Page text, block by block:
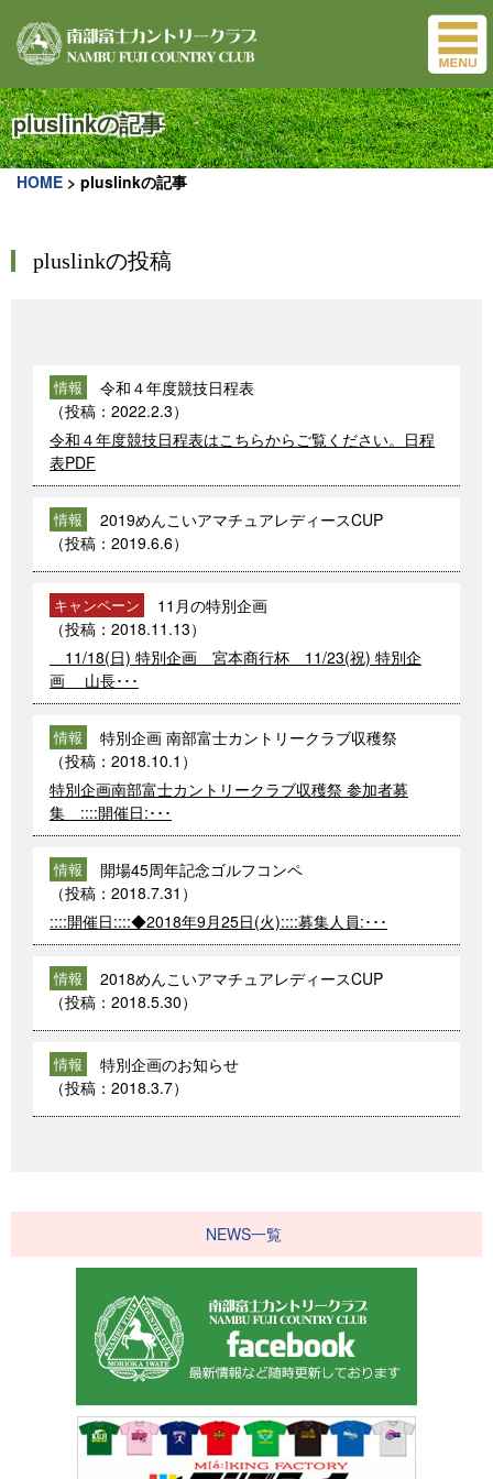
pluslinkの記事
HOME > pluslinkの記事
pluslinkの投稿
情報
令和４年度競技日程表
（投稿： 2022.2.3）
令和４年度競技日程表はこちらからご覧ください。日程
表PDF
情報
2019めんこいアマチュアレディースCUP
（投稿： 2019.6.6）
キャンペーン
11月の特別企画
（投稿： 2018.11.13）
11/18(日) 特別企画 宮本商行杯 11/23(祝) 特別企
画 山長･･･
情報
特別企画 南部富士カントリークラブ収穫祭
（投稿： 2018.10.1 ）
特別企画南部富士カントリークラブ収穫祭 参加者募
集 ::::開催日:･･･
情報
開場45周年記念ゴルフコンペ
（投稿： 2018.7.31 ）
::::開催日::::◆2018年9月25日(火)::::募集人員:･･･
情報
2018めんこいアマチュアレディースCUP
（投稿： 2018.5.30）
情報
特別企画のお知らせ
（投稿： 2018.3.7）
NEWS一覧